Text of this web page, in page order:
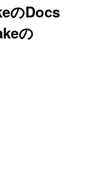
のDocs
の